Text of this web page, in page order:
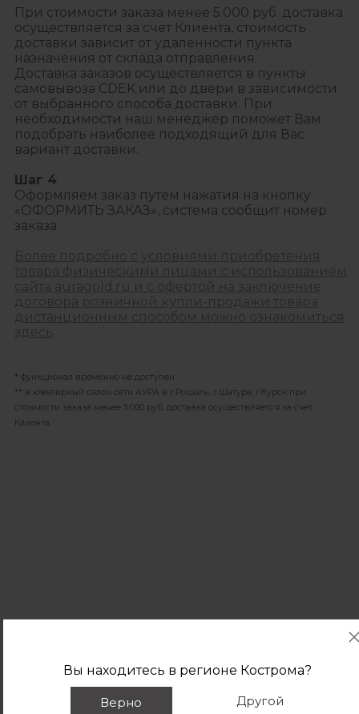
При стоимости заказа менее 5.000 руб. доставка
осуществляется за счет Клиента, стоимость
доставки зависит от удаленности пункта
назначения от склада отправления.
Доставка заказов осуществляется в пункты
самовывоза CDEK или до двери в зависимости
от выбранного способа доставки. При
необходимости наш менеджер поможет Вам
подобрать наиболее подходящий для Вас
вариант доставки.
Шаг 4
Оформляем заказ путем нажатия на кнопку
«ОФОРМИТЬ ЗАКАЗ», система сообщит номер
заказа.
* функционал временно не доступен
** в ювелирный салон сети АУРА в г.Рошаль, г.Шатура, г.Курск при
стоимости заказа менее 5.000 руб. доставка осуществляется за счет
Клиента.
Вы находитесь в регионе Кострома?
Верно Другой